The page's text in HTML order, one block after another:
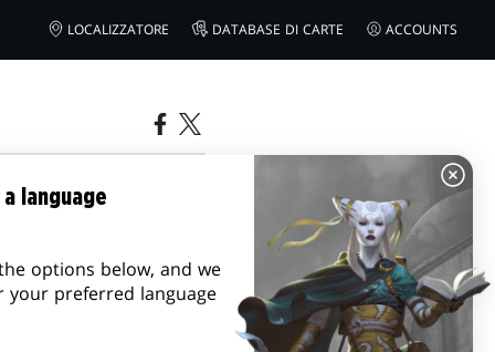
LOCALIZZATORE DATABASE DI CARTE ACCOUNTS
DI
language
options below, and we
your preferred language